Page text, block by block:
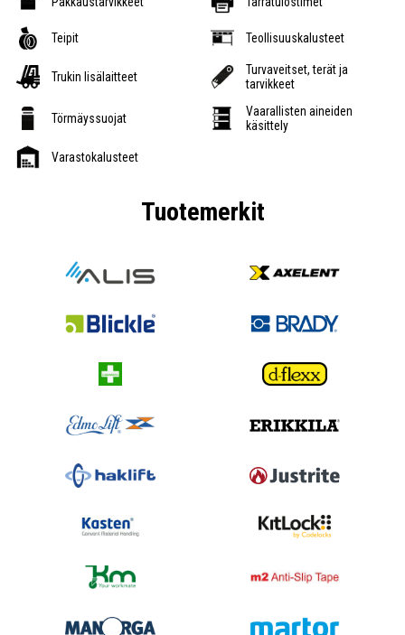
Teipit Teollisuuskalusteet
Trukin lisälaitteet
Turvaveitset, terät ja
tarvikkeet
Törmäyssuojat
Vaarallisten aineiden
käsittely
Varastokalusteet
Tuotemerkit